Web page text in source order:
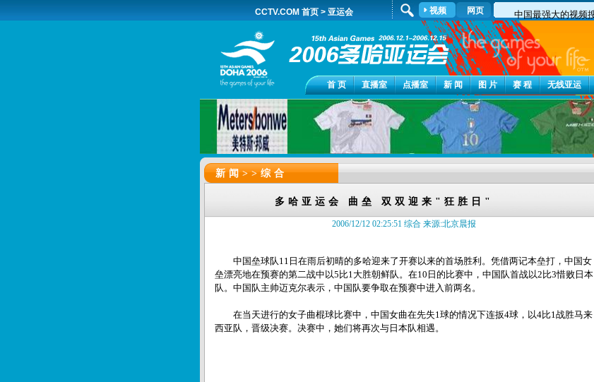
CCTV.COM 首页 > 亚运会 视频 网页
首 页 直播室 点播室 新 闻 图 片 赛 程 无线亚运
新闻>>综合
多哈亚运会 曲垒 双双迎来"狂胜日"
2006/12/12 02:25:51 综合 来源:北京晨报
中国垒球队11日在雨后初晴的多哈迎来了开赛以来的首场胜利。凭借两记本垒打，中国女
垒漂亮地在预赛的第二战中以5比1大胜朝鲜队。在10日的比赛中，中国队首战以2比3惜败日本
队。中国队主帅迈克尔表示，中国队要争取在预赛中进入前两名。
在当天进行的女子曲棍球比赛中，中国女曲在先失1球的情况下连扳4球，以4比1战胜马来
西亚队，晋级决赛。决赛中，她们将再次与日本队相遇。